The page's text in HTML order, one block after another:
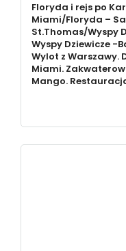
Floryda i rejs po
Miami/Floryda –
St.Thomas/Wyspy
Wyspy Dziewicze -
Wylot z Warszawy.
Miami.
Mango.